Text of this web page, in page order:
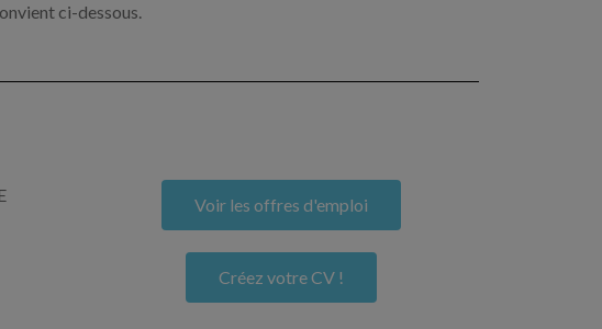
ci-dessous.
Voir les offres d'emploi
Créez votre CV !